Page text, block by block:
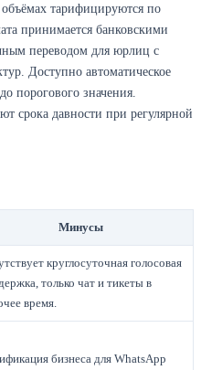
тарифицируются по
принимается банковскими
переводом для юрлиц с
Доступно автоматическое
порогового значения.
срока давности при регулярной
Минусы
круглосуточная голосовая
только чат и тикеты в
время.
бизнеса для WhatsApp